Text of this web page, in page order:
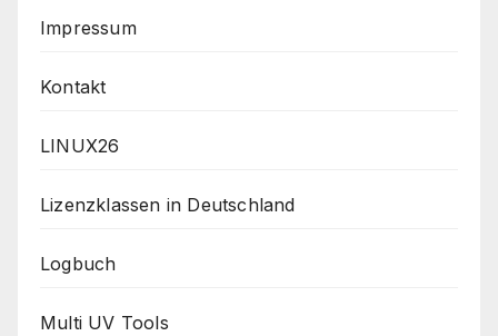
Impressum
Kontakt
LINUX26
Lizenzklassen in Deutschland
Logbuch
Multi UV Tools